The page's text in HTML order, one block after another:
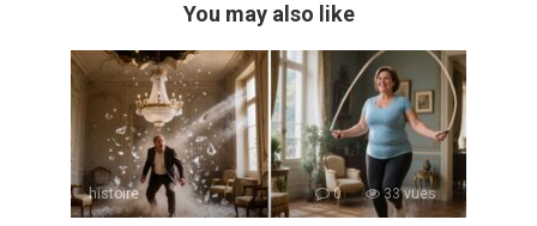
You may also like
histoire 0 33 vues